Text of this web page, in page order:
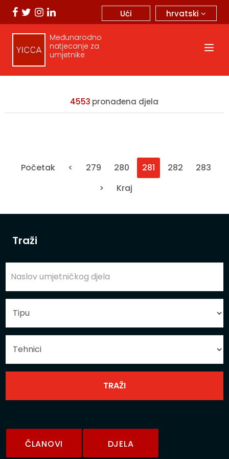
hrvatski
Ući
Međunarodno
natjecanje za
umjetnike
Traži
ČLANOVI DJELA
4553 pronađena djela
Početak < 279 280 281 282
283
>
Kraj